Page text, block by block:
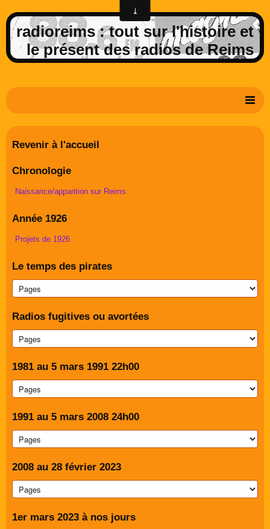
radioreims : tout sur l'histoire et
le présent des radios de Reims
Derniers potins de la FM rémoise
Livre d'or
Contact
Album Photos
Revenir à l'accueil
Chronologie
Naissance/apparition sur Reims
Année 1926
Projets de 1926
Le temps des pirates
Radios fugitives ou avortées
1981 au 5 mars 1991 22h00
1991 au 5 mars 2008 24h00
2008 au 28 février 2023
1er mars 2023 à nos jours